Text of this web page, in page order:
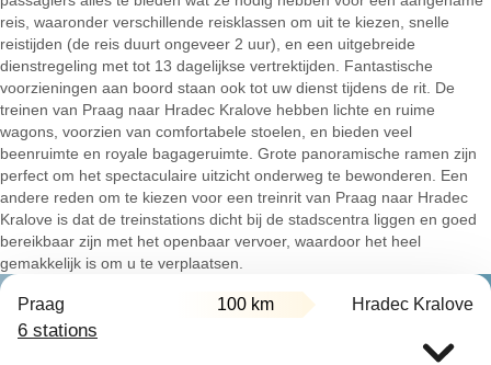
reis, waaronder verschillende reisklassen om uit te kiezen, snelle
reistijden (de reis duurt ongeveer 2 uur), en een uitgebreide
dienstregeling met tot 13 dagelijkse vertrektijden. Fantastische
voorzieningen aan boord staan ook tot uw dienst tijdens de rit. De
treinen van Praag naar Hradec Kralove hebben lichte en ruime
wagons, voorzien van comfortabele stoelen, en bieden veel
beenruimte en royale bagageruimte. Grote panoramische ramen zijn
perfect om het spectaculaire uitzicht onderweg te bewonderen. Een
andere reden om te kiezen voor een treinrit van Praag naar Hradec
Kralove is dat de treinstations dicht bij de stadscentra liggen en goed
bereikbaar zijn met het openbaar vervoer, waardoor het heel
gemakkelijk is om u te verplaatsen.
Praag 100 km Hradec Kralove
6 stations